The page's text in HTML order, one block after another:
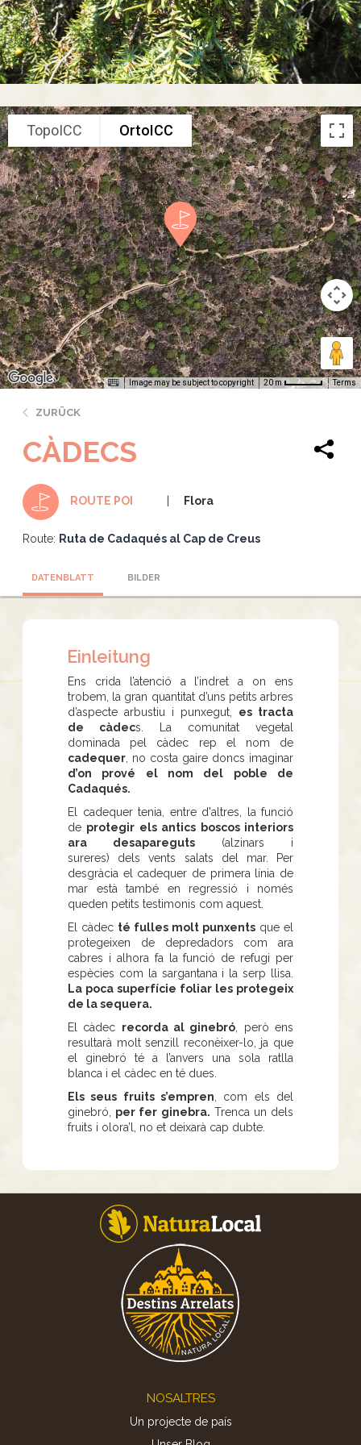
TopoICC OrtoICC
Image may be subject to copyright 20 m Terms
ZURÜCK
CÀDECS
ROUTE POI Flora
Route: Ruta de Cadaqués al Cap de Creus
DATENBLATT BILDER
Einleitung
Ens crida l’atenció a l’indret a on ens
trobem, la gran quantitat d’uns petits arbres
d’aspecte arbustiu i punxegut, es tracta
de càdecs. La comunitat vegetal
dominada pel càdec rep el nom de
cadequer , no costa gaire doncs imaginar
d’on prové el nom del poble de
Cadaqués.
El cadequer tenia, entre d'altres, la funció
de protegir els antics boscos interiors
ara desapareguts (alzinars i
sureres) dels vents salats del mar. Per
desgràcia el cadequer de primera línia de
mar està també en regressió i només
queden petits testimonis com aquest.
El càdec té fulles molt punxents que el
protegeixen de depredadors com ara
cabres i alhora fa la funció de refugi per
espècies com la sargantana i la serp llisa.
La poca superfície foliar les protegeix
de la sequera.
El càdec recorda al ginebró , però ens
resultarà molt senzill reconèixer-lo, ja que
el ginebró té a l’anvers una sola ratlla
blanca i el càdec en té dues.
Els seus fruits s’empren , com els del
ginebró, per fer ginebra. Trenca un dels
fruits i olora’l, no et deixarà cap dubte.
NOSALTRES
Un projecte de país